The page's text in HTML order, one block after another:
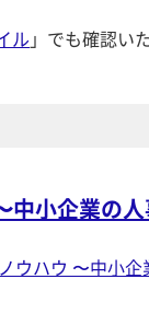
ル 」でも確認い
中小企業の
ウハウ 〜中小